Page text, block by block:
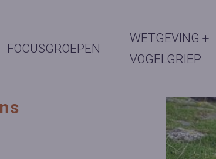
FOCUSGROEPEN
WETGEVING +
VOGELGRIEP